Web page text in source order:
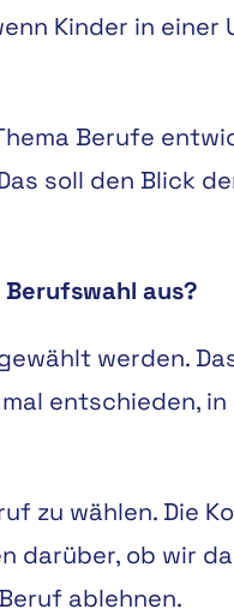
Kinder in
Berufe
soll den Blick
aus?
werden.
entschieden, in
zu wählen. Die
ob wir
ablehnen.